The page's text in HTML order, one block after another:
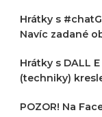
Hrátky s
Navíc zadané
Hrátky s DALL
(techniky)
POZOR! Na